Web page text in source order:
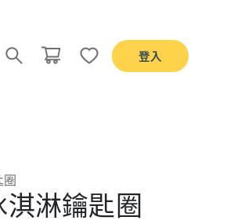
登入
圈
淋鑰匙圈